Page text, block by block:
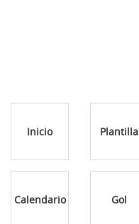
Inicio Plantilla
Calendario Gol